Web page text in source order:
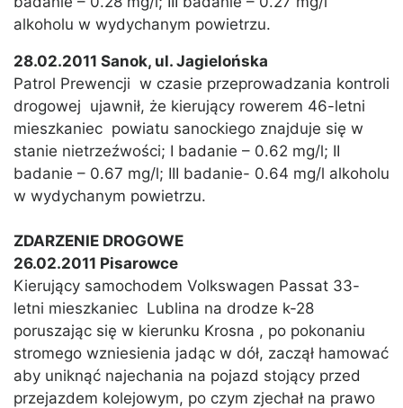
alkoholu w wydychanym powietrzu.
28.02.2011 Sanok, ul. Jagielońska
Patrol Prewencji w czasie przeprowadzania kontroli
drogowej ujawnił, że kierujący rowerem 46-letni
mieszkaniec powiatu sanockiego znajduje się w
stanie nietrzeźwości; I badanie – 0.62 mg/l; II
badanie – 0.67 mg/l; III badanie- 0.64 mg/l alkoholu
w wydychanym powietrzu.
ZDARZENIE DROGOWE
26.02.2011 Pisarowce
Kierujący samochodem Volkswagen Passat 33-
letni mieszkaniec Lublina na drodze k-28
poruszając się w kierunku Krosna , po pokonaniu
stromego wzniesienia jadąc w dół, zaczął hamować
aby uniknąć najechania na pojazd stojący przed
przejazdem kolejowym, po czym zjechał na prawo